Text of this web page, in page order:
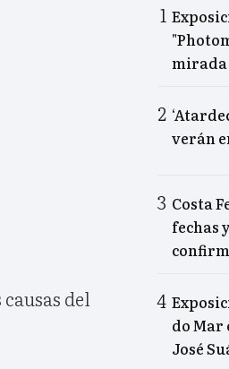
del
mirada
verán
Costa
fechas
do Mar
José